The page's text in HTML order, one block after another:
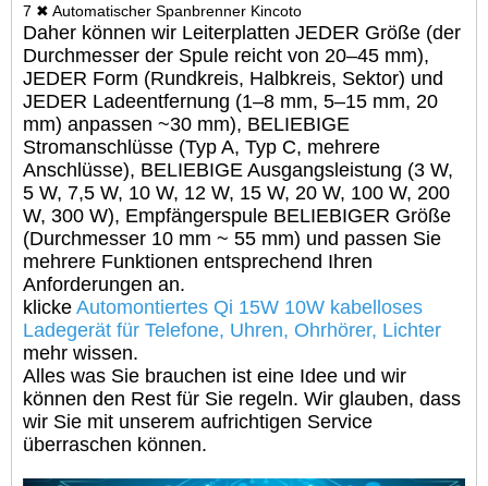
7 ✖ Automatischer Spanbrenner Kincoto
Daher können wir Leiterplatten JEDER Größe (der
Durchmesser der Spule reicht von 20–45 mm),
JEDER Form (Rundkreis, Halbkreis, Sektor) und
JEDER Ladeentfernung (1–8 mm, 5–15 mm, 20
mm) anpassen ~30 mm), BELIEBIGE
Stromanschlüsse (Typ A, Typ C, mehrere
Anschlüsse), BELIEBIGE Ausgangsleistung (3 W,
5 W, 7,5 W, 10 W, 12 W, 15 W, 20 W, 100 W, 200
W, 300 W), Empfängerspule BELIEBIGER Größe
(Durchmesser 10 mm ~ 55 mm) und passen Sie
mehrere Funktionen entsprechend Ihren
Anforderungen an.
klicke Automontiertes Qi 15W 10W kabelloses
Ladegerät für Telefone, Uhren, Ohrhörer, Lichter
mehr wissen.
Alles was Sie brauchen ist eine Idee und wir
können den Rest für Sie regeln. Wir glauben, dass
wir Sie mit unserem aufrichtigen Service
überraschen können.